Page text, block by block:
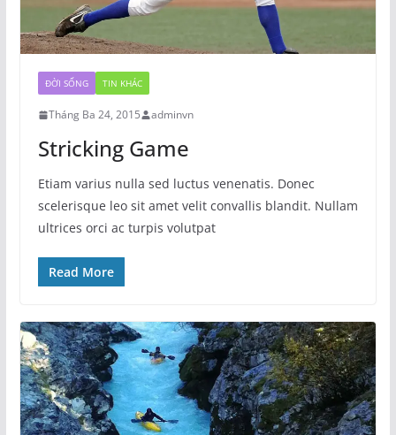
ĐỜI SỐNG TIN KHÁC
Tháng Ba 24, 2015 adminvn
Stricking Game
Etiam varius nulla sed luctus venenatis. Donec
scelerisque leo sit amet velit convallis blandit. Nullam
ultrices orci ac turpis volutpat
Read More